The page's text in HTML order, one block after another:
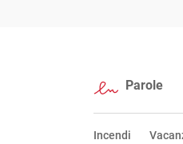
Parole
Incendi